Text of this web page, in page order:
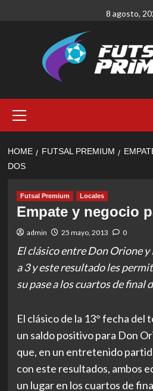
8 agosto,
Menu
HOME FUTSAL PREMIUM
DOS
Futsal Premium Locales
Empate y negocio
admin 25 mayo, 2013 0
El clásico entre Don Orione
a 3 y este resultado les
su pase a los cuartos de final
El clásico de la 13° fecha
un saldo positivo para Don
que, en un entretenido
con este resultados, ambos
un lugar en los cuartos de